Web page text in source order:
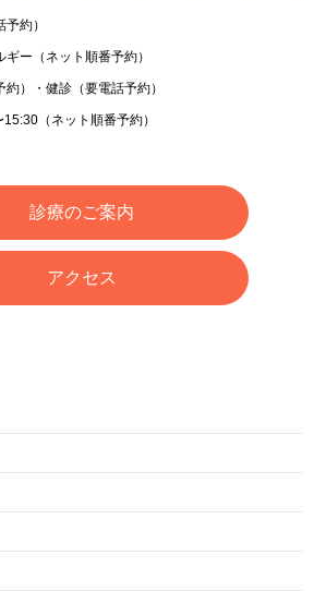
約）
ー（ネット順番予約）
）・健診（要電話予約）
（ネット順番予約）
診療のご案内
アクセス